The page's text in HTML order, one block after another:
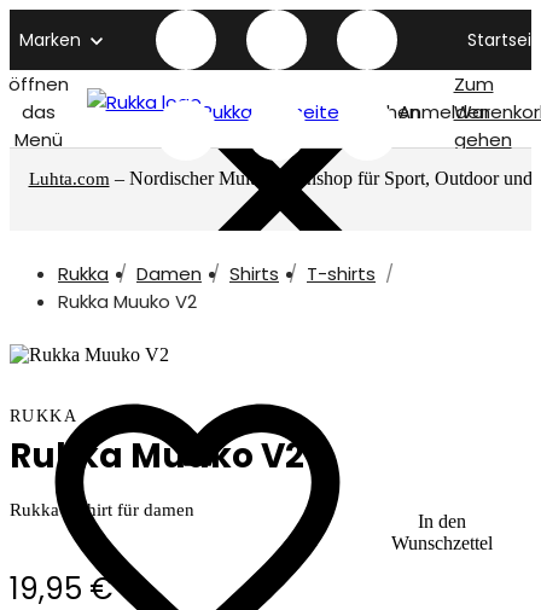
Marken
öffnen
das
Menü
Rukka titelseite SuchenAnmelden
Zum
gehen
Luhta.com – Nordischer Multimarkenshop für Sport, Outdoor und
Rukka Damen Shirts
T-shirts
Rukka Muuko V2
In den
Wunschzettel
RUKKA
Rukka Muuko V2
Rukka T-shirt für damen
19,95 €